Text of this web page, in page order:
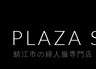
PLAZA
鯖江市の婦人服専門